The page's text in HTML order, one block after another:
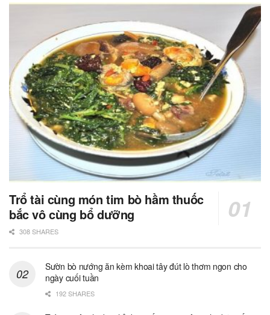
Trổ tài cùng món tim bò hầm thuốc
bắc vô cùng bổ dưỡng
308 SHARES
Sườn bò nướng ăn kèm khoai tây đút lò thơm ngon cho
ngày cuối tuần
192 SHARES